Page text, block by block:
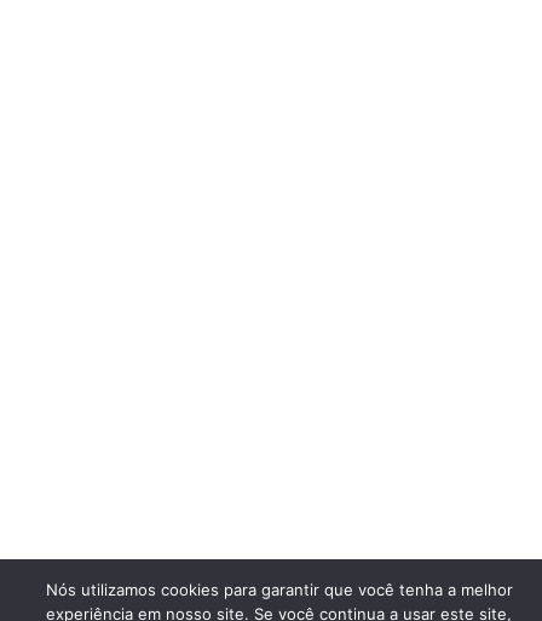
Nós utilizamos cookies para garantir que você tenha a melhor
experiência em nosso site. Se você continua a usar este site,